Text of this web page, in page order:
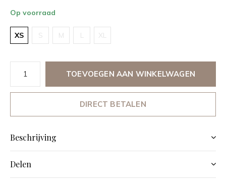
Op voorraad
XS S M L XL
TOEVOEGEN AAN WINKELWAGEN
DIRECT BETALEN
Beschrijving
Delen